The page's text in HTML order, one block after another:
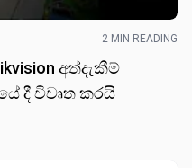
2 MIN READING
අත්දැකීම්
දී විවෘත කරයි